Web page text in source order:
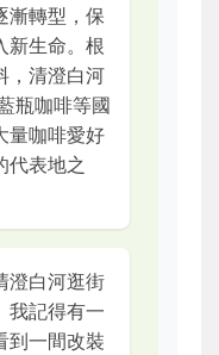
漸轉型，保
新生命。根
，清澄白河
瓶咖啡等國
量咖啡愛好
代表地之
澄白河逛街
我記得有一
到一間改裝